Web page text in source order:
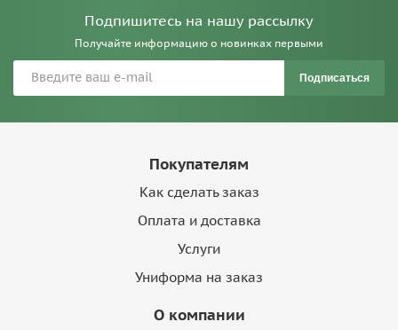
Подпишитесь на нашу рассылку
Получайте информацию о новинках первыми
Подписаться
Покупателям
Как сделать заказ
Оплата и доставка
Услуги
Униформа на заказ
О компании